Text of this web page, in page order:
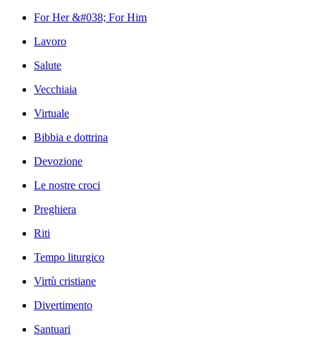
For Her &#038; For Him
Lavoro
Salute
Vecchiaia
Virtuale
Bibbia e dottrina
Devozione
Le nostre croci
Preghiera
Riti
Tempo liturgico
Virtù cristiane
Divertimento
Santuari